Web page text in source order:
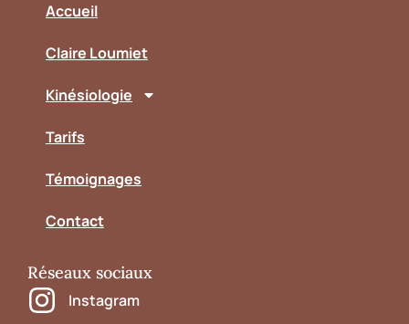
Accueil
Claire Loumiet
Kinésiologie
Tarifs
Témoignages
Contact
Réseaux sociaux
Instagram